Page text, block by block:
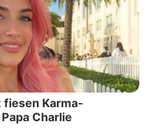
fiesen Karma-
Charlie